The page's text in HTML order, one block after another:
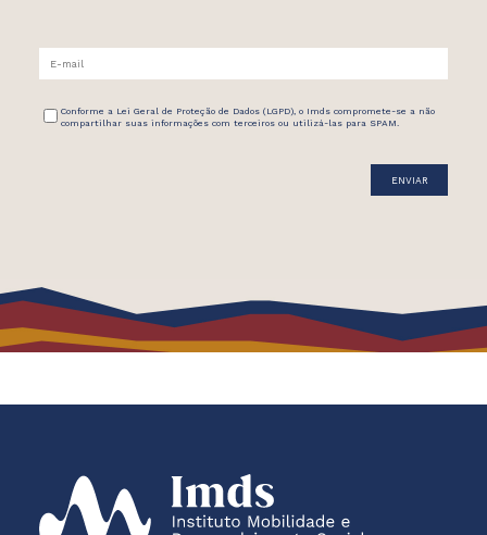
Conforme a Lei Geral de Proteção de Dados (LGPD), o Imds compromete-se a não
compartilhar suas informações com terceiros ou utilizá-las para SPAM.